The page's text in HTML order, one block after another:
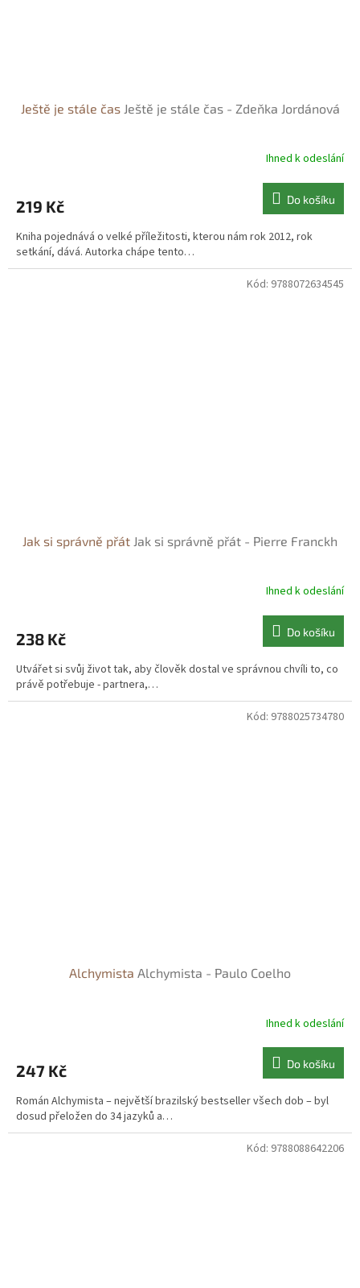
Ještě je stále čas Ještě je stále čas - Zdeňka Jordánová
Ihned k odeslání
219 Kč Do košíku
Kniha pojednává o velké příležitosti, kterou nám rok 2012, rok
setkání, dává. Autorka chápe tento…
Jak si správně přát Jak si správně přát - Pierre Franckh
Ihned k odeslání
238 Kč Do košíku
Utvářet si svůj život tak, aby člověk dostal ve správnou chvíli to, co
právě potřebuje - partnera,…
Kód: 9788072634545
Alchymista Alchymista - Paulo Coelho
Ihned k odeslání
247 Kč Do košíku
Román Alchymista – největší brazilský bestseller všech dob – byl
dosud přeložen do 34 jazyků a…
Kód: 9788025734780
Kód: 9788088642206